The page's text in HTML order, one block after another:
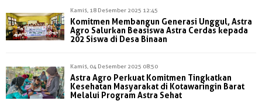
Kamis, 18 Desember 2025 12:45
Komitmen Membangun Generasi Unggul, Astra
Agro Salurkan Beasiswa Astra Cerdas kepada
202 Siswa di Desa Binaan
Kamis, 04 Desember 2025 08:50
Astra Agro Perkuat Komitmen Tingkatkan
Kesehatan Masyarakat di Kotawaringin Barat
Melalui Program Astra Sehat